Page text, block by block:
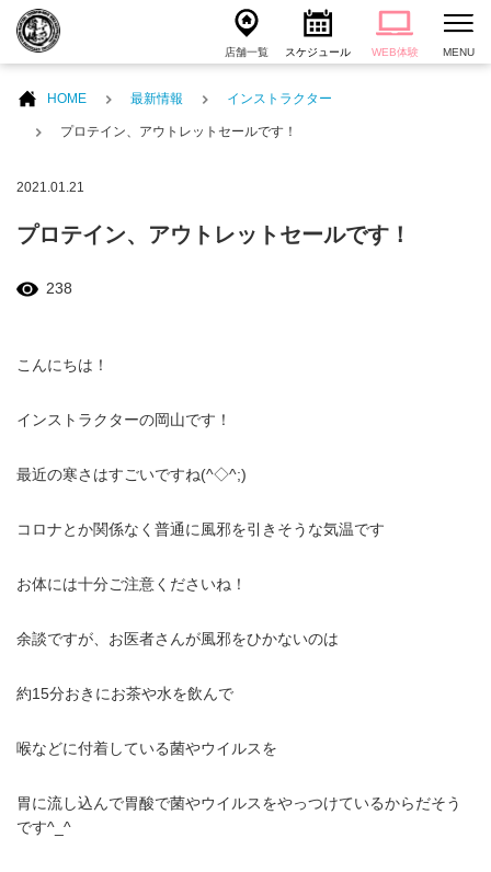
店舗一覧 スケジュール WEB体験 MENU
HOME 最新情報 インストラクター
プロテイン、アウトレットセールです！
2021.01.21
プロテイン、アウトレットセールです！
238
こんにちは！
インストラクターの岡山です！
最近の寒さはすごいですね(^◇^;)
コロナとか関係なく普通に風邪を引きそうな気温です
お体には十分ご注意くださいね！
余談ですが、お医者さんが風邪をひかないのは
約15分おきにお茶や水を飲んで
喉などに付着している菌やウイルスを
胃に流し込んで胃酸で菌やウイルスをやっつけているからだそう
です^_^